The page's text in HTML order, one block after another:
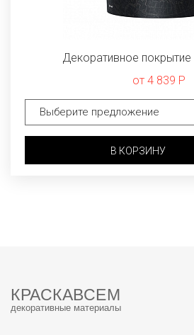
Декоративное покрытие
от 4 839 Р
В КОРЗИНУ
КРАСКАВСЕМ
декоративные материалы